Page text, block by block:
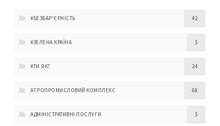
#БЕЗБАР'ЄРНІСТЬ 42
#ЗЕЛЕНА КРАЇНА 5
#ТИ ЯК? 24
АГРОПРОМИСЛОВИЙ КОМПЛЕКС 68
АДМІНІСТРАТИВНІ ПОСЛУГИ 5